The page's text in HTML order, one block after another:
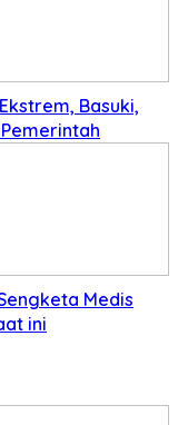
Basuki,
Pemerintah
Medis
ini